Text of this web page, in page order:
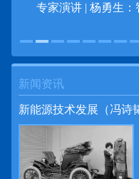
专家演讲 | 杨勇生
新闻资讯
新能源技术发展（冯诗